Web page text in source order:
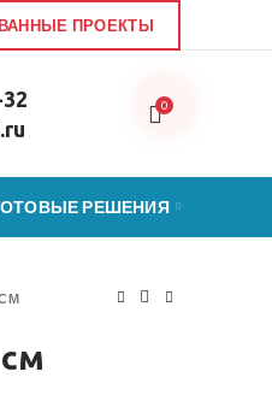
ПРОЕКТЫ
0
РЕШЕНИЯ